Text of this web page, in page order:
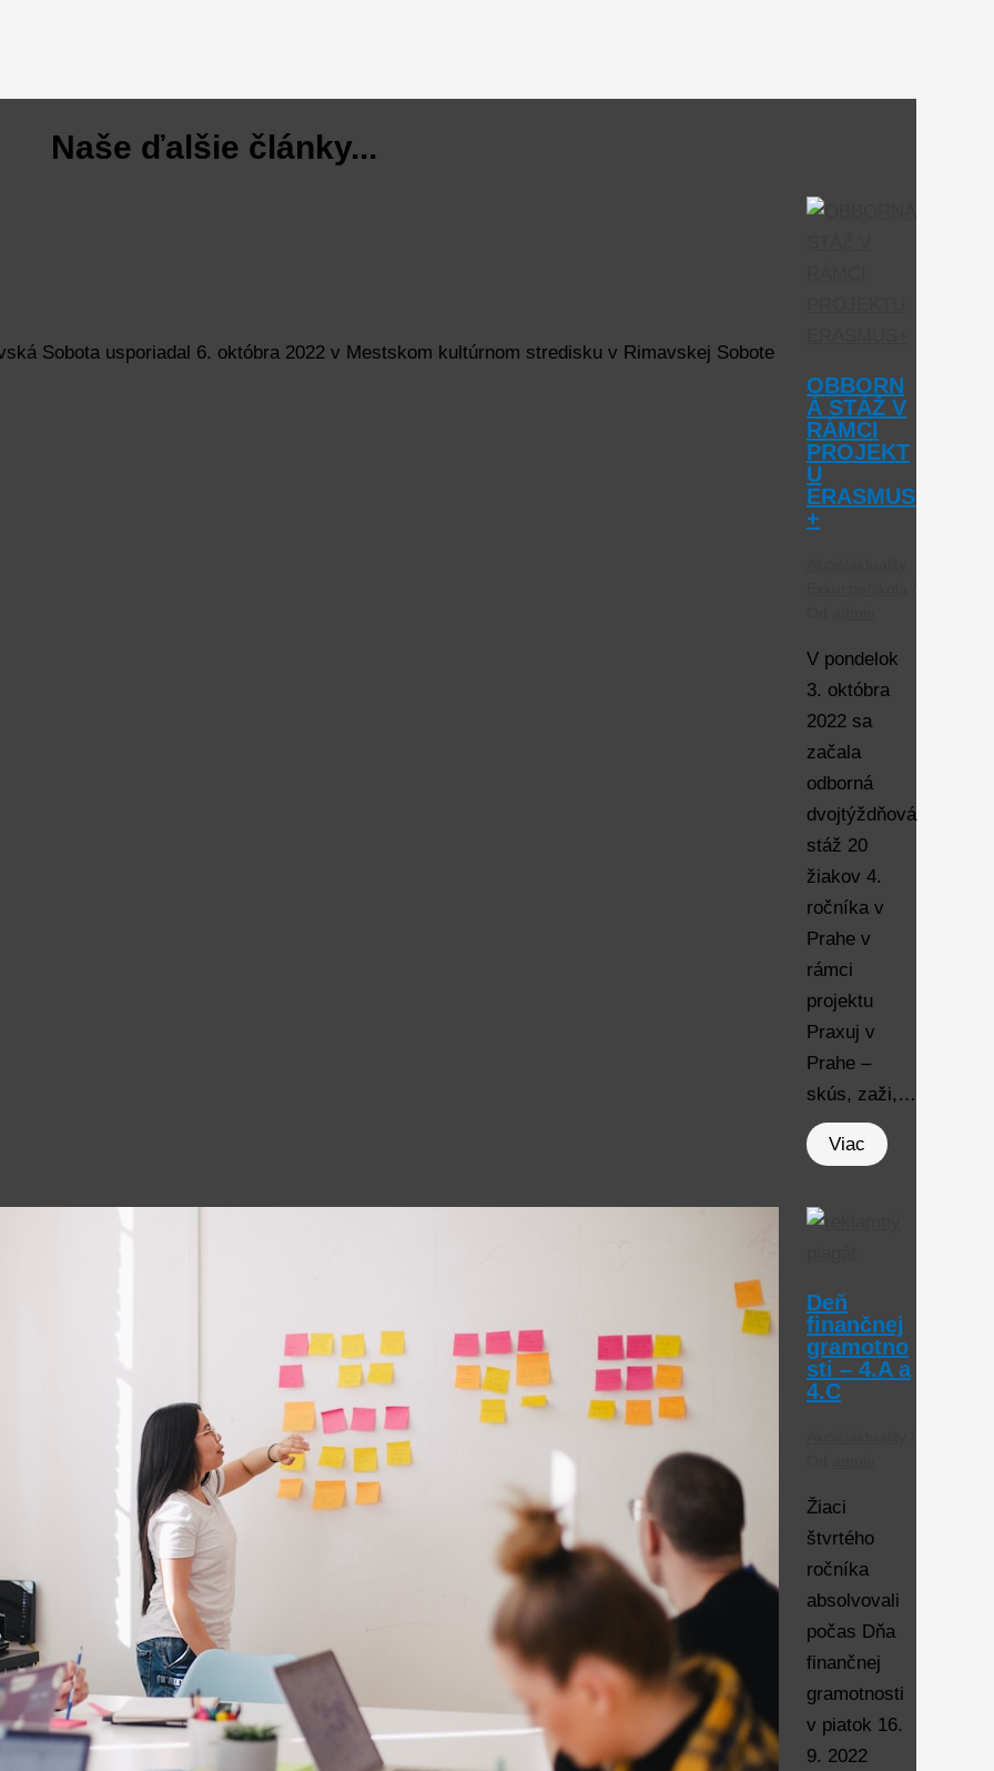
Naše ďalšie články...
Sobota usporiadal 6. októbra 2022 v Mestskom kultúrnom stredisku v Rimavskej Sobote
OBBORN
Á STÁŽ V
RÁMCI
PROJEKT
U
ERASMUS
+
V pondelok
3. októbra
2022 sa
začala
odborná
dvojtýždňová
stáž 20
žiakov 4.
ročníka v
Prahe v
rámci
projektu
Praxuj v
Prahe –
skús, zaži,…
Viac
Deň
finančnej
gramotno
sti – 4.A a
4.C
Žiaci
štvrtého
ročníka
absolvovali
počas Dňa
finančnej
gramotnosti
v piatok 16.
9. 2022